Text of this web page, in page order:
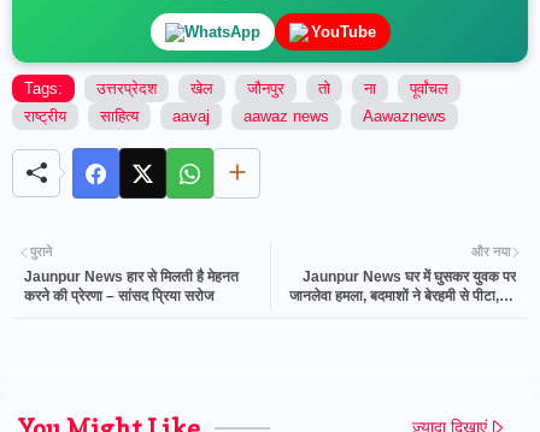
WhatsApp YouTube
Tags: उत्तरप्रेदश खेल जौनपुर तो ना
पूर्वांचल
राष्ट्रीय
साहित्य aavaj aawaz news Aawaznews
और नया
Jaunpur News घर में घुसकर युवक पर
जानलेवा हमला, बदमाशों ने बेरहमी से पीटा, पैर
पुराने
Jaunpur News हार से मिलती है मेहनत
करने की प्रेरणा – सांसद प्रिया सरोज
ज़्यादा दिखाएं